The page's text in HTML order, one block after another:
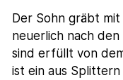
Der Sohn gräbt
neuerlich nach
sind erfüllt von
ist ein aus